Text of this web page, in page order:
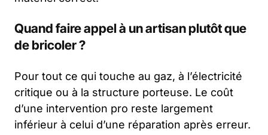
Quand faire appel à un artisan plutôt que
de bricoler ?
Pour tout ce qui touche au gaz, à l’électricité
critique ou à la structure porteuse. Le coût
d’une intervention pro reste largement
inférieur à celui d’une réparation après erreur.